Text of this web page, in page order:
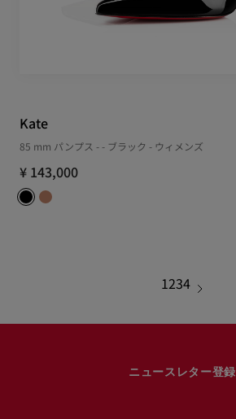
Kate
85 mm パンプス - - ブラック - ウィメンズ
¥ 143,000
1234
ニュースレター登録